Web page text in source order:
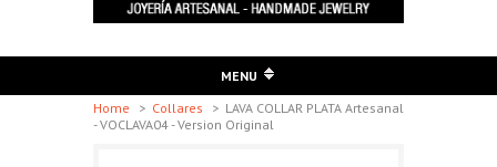
MENU
Home
> Collares > LAVA COLLAR PLATA Artesanal
- VOCLAVA04 - Version Original